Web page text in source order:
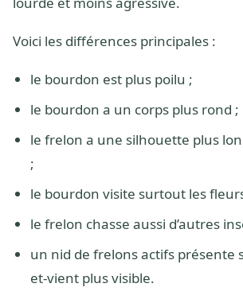
Voici les différences principales :
le bourdon est plus poilu ;
le bourdon a un corps plus rond ;
le frelon a une silhouette plus
;
le bourdon visite surtout les
le frelon chasse aussi d’autres
un nid de frelons actifs présente
et-vient plus visible.